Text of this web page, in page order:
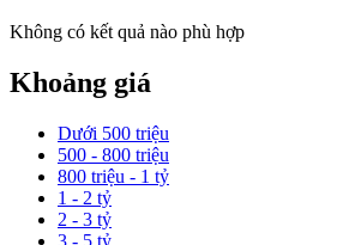
Không có kết quả nào phù hợp
Khoảng giá
Dưới 500 triệu
500 - 800 triệu
800 triệu - 1 tỷ
1 - 2 tỷ
2 - 3 tỷ
3 - 5 tỷ